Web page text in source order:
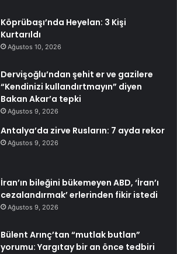
Köprübaşı’nda Heyelan: 3 Kişi
Kurtarıldı
Ağustos 10, 2026
Dervişoğlu’ndan şehit er ve gazilere
“Kendinizi kullandırtmayın” diyen
Bakan Akar’a tepki
Ağustos 9, 2026
Antalya’da zirve Rusların: 7 ayda rekor
Ağustos 9, 2026
İran’ın bileğini bükemeyen ABD, ‘İran’ı
cezalandırmak’ erlerinden fikir istedi
Ağustos 9, 2026
Bülent Arınç’tan “mutlak butlan”
yorumu: Yargıtay bir an önce tedbiri